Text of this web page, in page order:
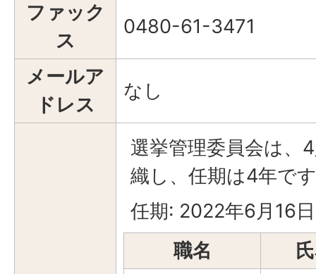
ファック
ス
0480-61-3471
メールア
ドレス
なし
選挙管理委員会は、
織し、任期は4年で
任期: 2022年6月16
職名